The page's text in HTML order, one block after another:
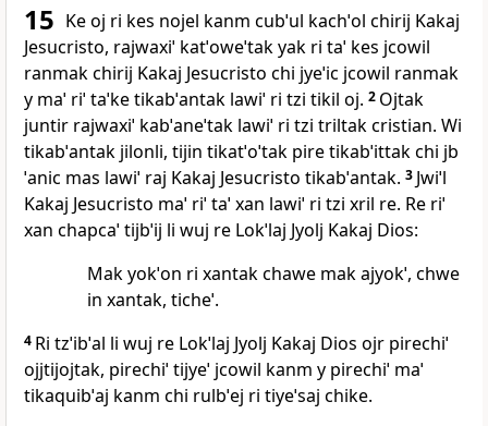
15 Ke oj ri kes nojel kanm cubˈul kachˈol chirij Kakaj
Jesucristo, rajwaxiˈ katˈoweˈtak yak ri taˈ kes jcowil
ranmak chirij Kakaj Jesucristo chi jyeˈic jcowil ranmak
y maˈ riˈ taˈke tikabˈantak lawiˈ ri tzi tikil oj. 2 Ojtak
juntir rajwaxiˈ kabˈaneˈtak lawiˈ ri tzi triltak cristian. Wi
tikabˈantak jilonli, tijin tikatˈoˈtak pire tikabˈittak chi jb
ˈanic mas lawiˈ raj Kakaj Jesucristo tikabˈantak. 3 Jwiˈl
Kakaj Jesucristo maˈ riˈ taˈ xan lawiˈ ri tzi xril re. Re riˈ
xan chapcaˈ tijbˈij li wuj re Lokˈlaj Jyolj Kakaj Dios:
Mak yokˈon ri xantak chawe mak ajyokˈ, chwe
in xantak, ticheˈ.
4 Ri tzˈibˈal li wuj re Lokˈlaj Jyolj Kakaj Dios ojr pirechiˈ
ojjtijojtak, pirechiˈ tijyeˈ jcowil kanm y pirechiˈ maˈ
tikaquibˈaj kanm chi rulbˈej ri tiyeˈsaj chike.